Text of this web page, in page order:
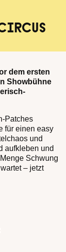
dem ersten
Showbühne
Patches
für einen easy
und
aufkleben und
Schwung
– jetzt